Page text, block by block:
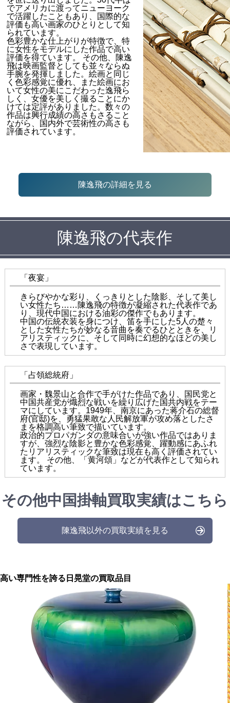
でアメリカに渡ってニューヨーク
で活躍したこともあり、国際的な
評価も高い画家のひとりとして知
られています。
色彩豊かな仕上がりが特徴で、特
に女性をモデルにした作品で高い
評価を得ています。 その他、陳逸
飛は映画監督としても並々ならぬ
手腕を発揮しました。絵画と同じ
く色彩感覚に優れ、また絵画にお
いて女性の美にこだわった逸飛ら
しく、女優を美しく撮ることにか
けては定評がありました。数々の
作品は興行成績の高さもさること
ながら、国内外で芸術性の高さも
評価されています。
陳逸飛の詳細を見る
陳逸飛の代表作
「夜宴」
きらびやかな彩り、くっきりとした陰影、そして美し
い女性たち……陳逸飛の特徴が凝縮された代表作であ
り、現代中国における油彩の傑作でもあります。
中国の伝統衣装を身につけ、笛を手にした5人の楚々
とした女性たちが妙なる音曲を奏でるひとときを、リ
アリスティックに、そして同時に幻想的なほどの美し
さで表現しています。
「占領総統府」
画家・魏景山と合作で手がけた作品であり、国民党と
中国共産党が熾烈な戦いを繰り広げた国共内戦をテー
マにしています。1949年、南京にあった蒋介石の総督
府(官邸)を、勇猛果敢な人民解放軍が攻め落としたさ
まを格調高い筆致で描いています。
政治的プロパガンダの意味合いが強い作品ではありま
すが、強烈な陰影と豊かな色彩感覚、躍動感にあふれ
たリアリスティックな筆致は現在も高く評価されてい
ます。 その他、「黄河頌」などが代表作として知られ
ています。
その他中国掛軸買取実績はこちら
陳逸飛以外の買取実績を見る
高い専門性を誇る 日晃堂の買取品目